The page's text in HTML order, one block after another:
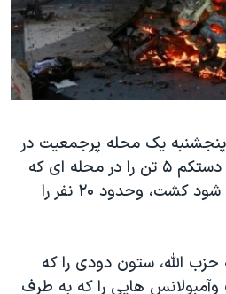
۲۰۲۴
پنجشنبه یک محله پرجمعیت در
جنوب بیروت را تکان داد، دستکم ۵ تن را در محله ای که
قرارگاه حزب الله تلقی می شود کشت، وحدود ۲۰ نفر را
حزب الله، ستون دودی را که
هایی را که به طرف